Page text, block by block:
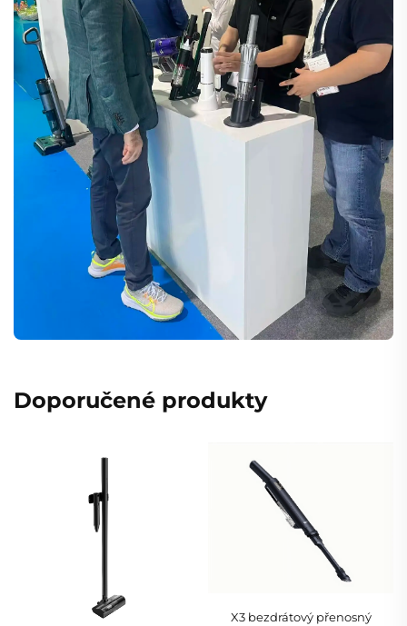
Doporučené produkty
X3 bezdrátový přenosný